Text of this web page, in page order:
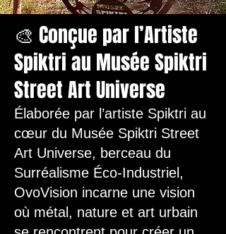
🎨 Conçue par l’Artiste
Spiktri au Musée Spiktri
Street Art Universe
Élaborée par l’artiste Spiktri au
cœur du Musée Spiktri Street
Art Universe, berceau du
Surréalisme Éco-Industriel,
OvoVision incarne une vision
où métal, nature et art urbain